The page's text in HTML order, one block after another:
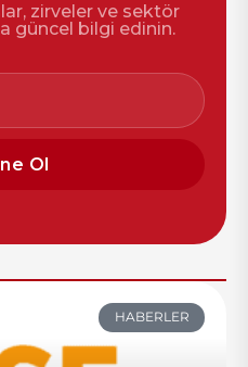
zirveler ve sektör
güncel bilgi edinin.
Ol
HABERLER